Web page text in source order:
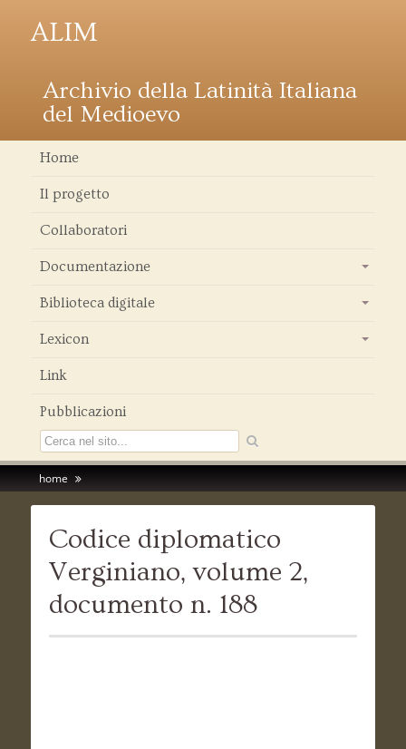
ALIM
Archivio della Latinità Italiana
del Medioevo
Home
Il progetto
Collaboratori
Documentazione
Biblioteca digitale
Lexicon
Link
Pubblicazioni
home
Codice diplomatico
Verginiano, volume 2,
documento n. 188